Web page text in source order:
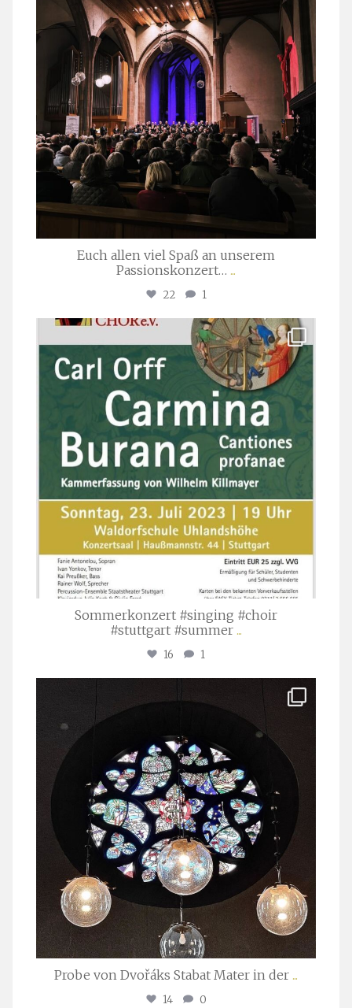
Euch allen viel Spaß an unserem
Passionskonzert… ...
22 1
stuttgarter_oratorienchor
Juli 22
Sommerkonzert #singing #choir
#stuttgart #summer ...
16 1
Apr. 1
Probe von Dvořáks Stabat Mater in der ...
14 0